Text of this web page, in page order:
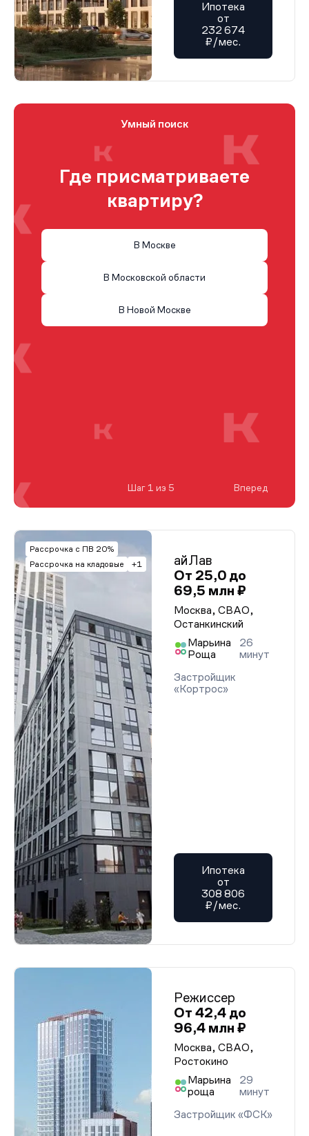
Ипотека
от
232 674
₽/мес.
Рассрочка с ПВ 20%
Рассрочка на кладовые
+1
айЛав
От 25,0 до
69,5 млн ₽
Москва, СВАО,
Останкинский
Марьина
Роща
26
минут
Застройщик
«Кортрос»
Ипотека
от
308 806
₽/мес.
Режиссер
От 42,4 до
96,4 млн ₽
Москва, СВАО,
Ростокино
Марьина
роща
29
минут
Застройщик «ФСК»
Умный поиск
Где присматриваете
квартиру?
В Москве
В Московской области
В Новой Москве
Шаг 1 из 5 Вперед